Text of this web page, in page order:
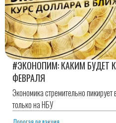
#ЭКОНОПИМ: КАКИМ БУДЕТ
ФЕВРАЛЯ
Экономика стремительно
только на НБУ